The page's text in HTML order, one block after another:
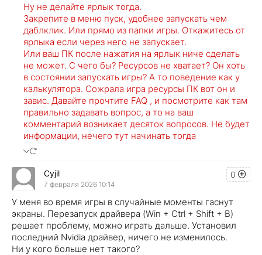
Ну не делайте ярлык тогда.
Закрепите в меню пуск, удобнее запускать чем
даблклик. Или прямо из папки игры. Откажитесь от
ярлыка если через него не запускает.
Или ваш ПК после нажатия на ярлык ниче сделать
не может. С чего бы? Ресурсов не хватает? Он хоть
в состоянии запускать игры? А то поведение как у
калькулятора. Сожрала игра ресурсы ПК вот он и
завис. Давайте прочтите FAQ , и посмотрите как там
правильно задавать вопрос, а то на ваш
комментарий возникает десяток вопросов. Не будет
информации, нечего тут начинать тогда
0
Cyjil
7 февраля 2026 10:14
У меня во время игры в случайные моменты гаснут
экраны. Перезапуск драйвера (Win + Ctrl + Shift + B)
решает проблему, можно играть дальше. Установил
последний Nvidia драйвер, ничего не изменилось.
Ни у кого больше нет такого?